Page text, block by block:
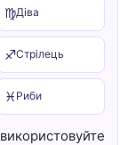
♍Діва
♐Стрілець
♓ Риби